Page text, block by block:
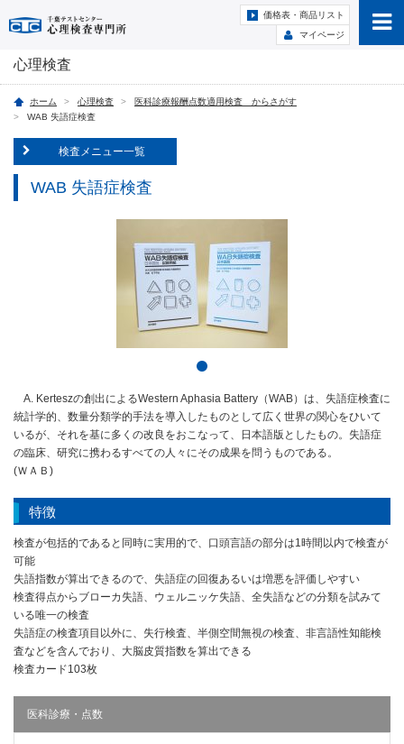
価格表・商品リスト
マイページ
心理検査
ホーム 心理検査
医科診療報酬点数適用検査 からさがす
WAB 失語症検査
検査メニュー一覧
WAB 失語症検査
A. Kerteszの創出によるWestern Aphasia Battery（WAB）は、失語症検査に
統計学的、数量分類学的手法を導入したものとして広く世界の関心をひいて
いるが、それを基に多くの改良をおこなって、日本語版としたもの。失語症
の臨床、研究に携わるすべての人々にその成果を問うものである。
(ＷＡＢ)
特徴
検査が包括的であると同時に実用的で、口頭言語の部分は1時間以内で検査が
可能
失語指数が算出できるので、失語症の回復あるいは増悪を評価しやすい
検査得点からブローカ失語、ウェルニッケ失語、全失語などの分類を試みて
いる唯一の検査
失語症の検査項目以外に、失行検査、半側空間無視の検査、非言語性知能検
査などを含んでおり、大脳皮質指数を算出できる
検査カード103枚
医科診療・点数